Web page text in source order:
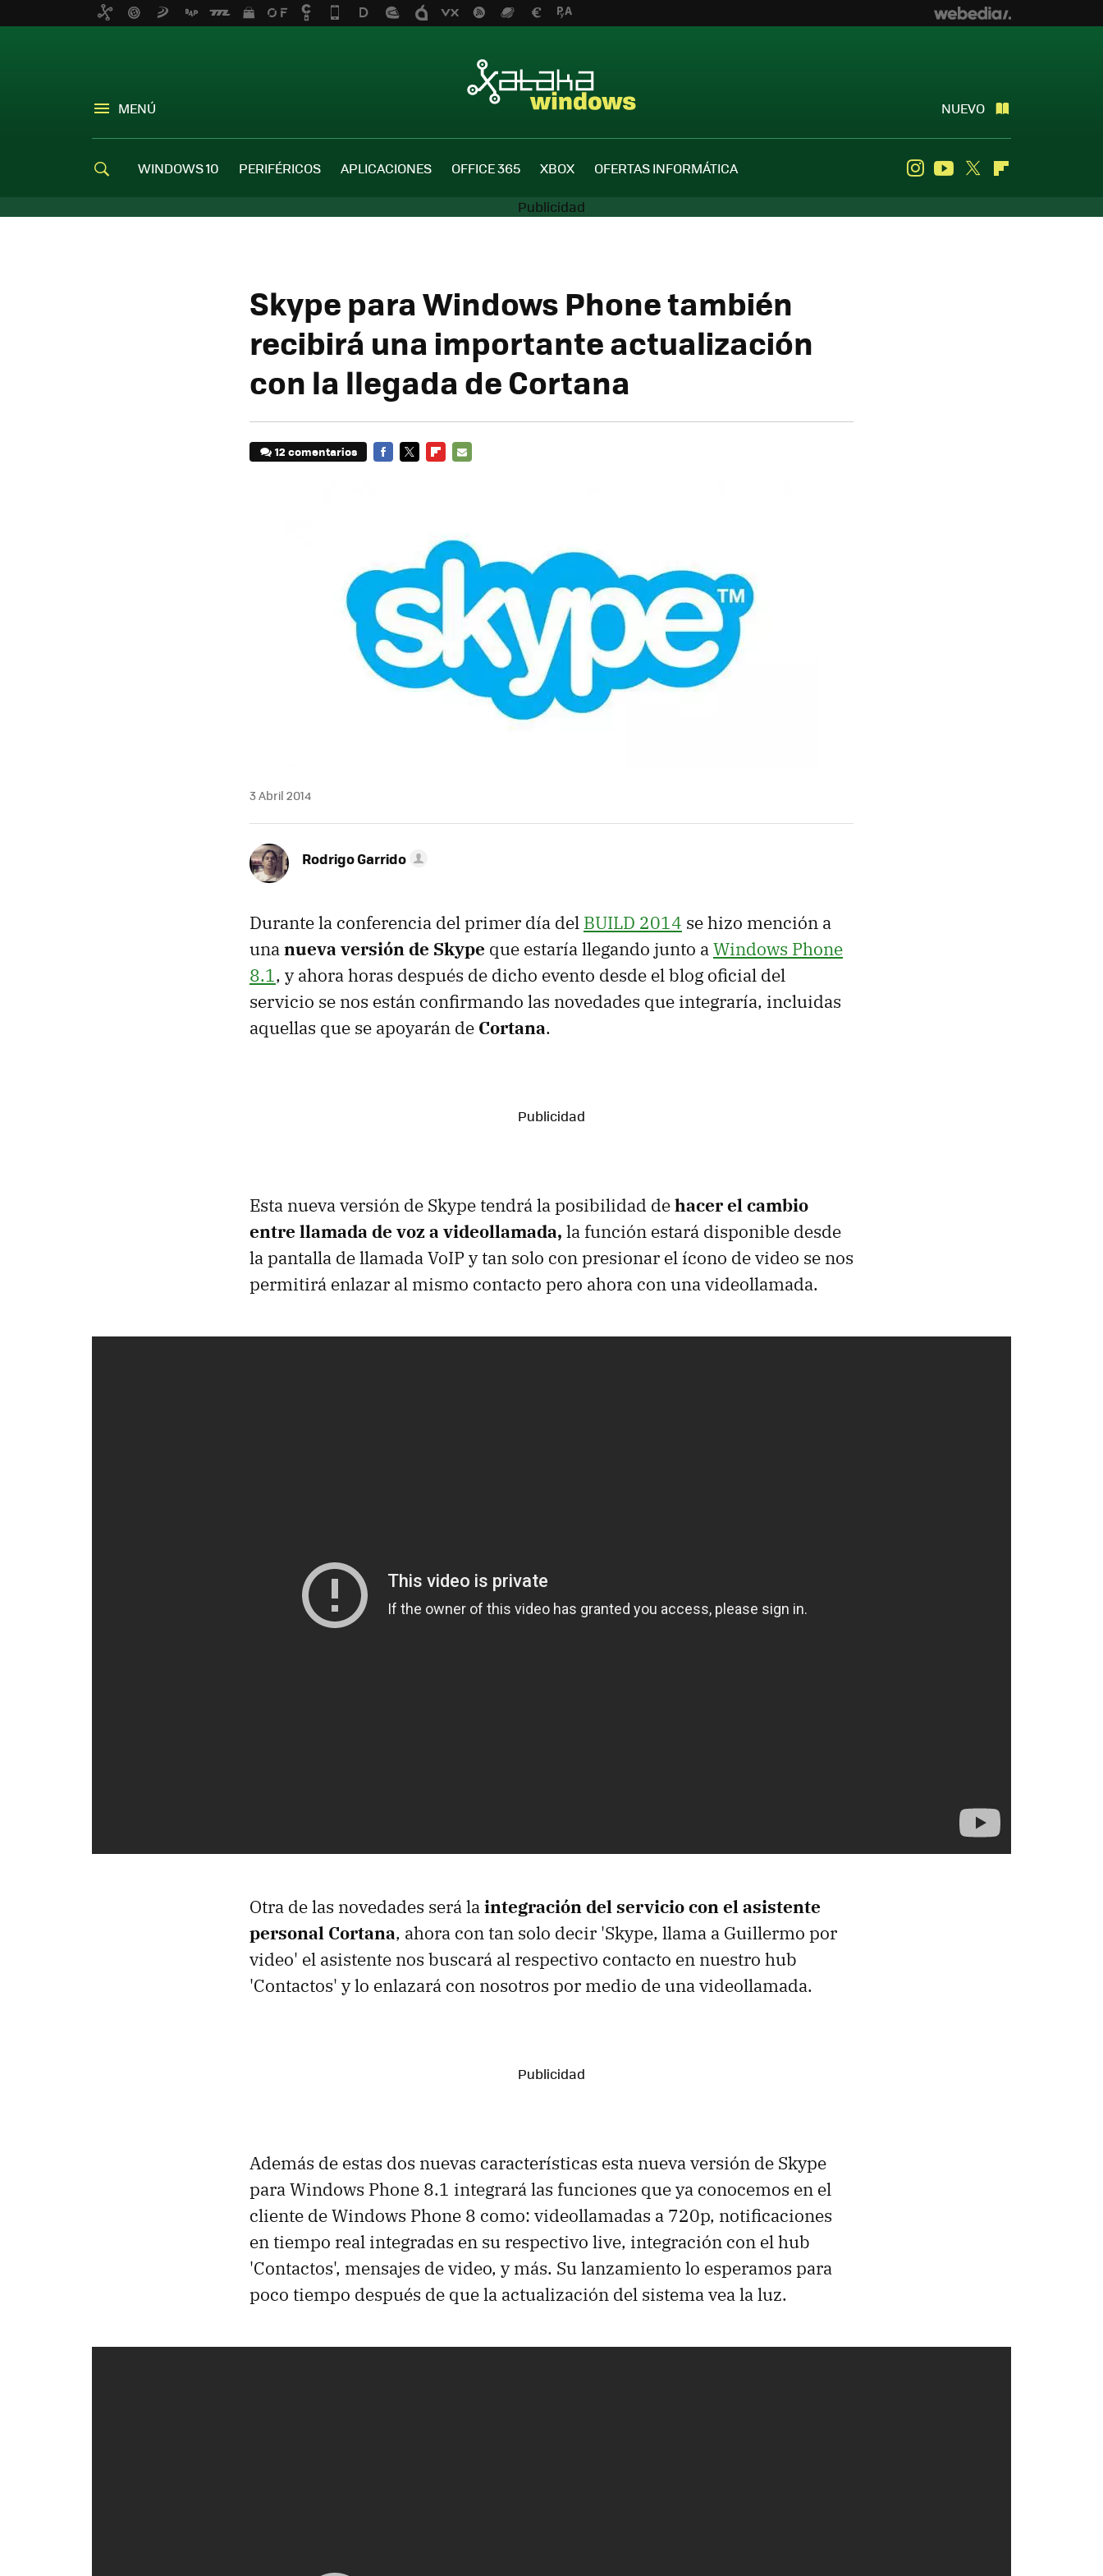
MENÚ NUEVO
WINDOWS 10 PERIFÉRICOS APLICACIONES OFFICE 365 XBOX OFERTAS INFORMÁTICA InstagramYoutube
Twitter
Skype para Windows Phone también
recibirá una importante actualización
con la llegada de Cortana
12 comentarios
3 Abril 2014
Rodrigo Garrido
Durante la conferencia del primer día del BUILD 2014 se hizo mención a
unanueva versión de Skype que estaría llegando junto aWindows Phone
8.1, y ahora horas después de dicho evento desde el blog oficial del
servicio se nos están confirmando las novedades que integraría, incluidas
aquellas que se apoyarán de Cortana.
Esta nueva versión de Skype tendrá la posibilidad dehacer el cambio
entre llamada de voz a videollamada, la función estará disponible desde
la pantalla de llamada VoIP y tan solo con presionar el ícono de video se nos
permitirá enlazar al mismo contacto pero ahora con una videollamada.
Otra de las novedades será laintegración del servicio con el asistente
personal Cortana, ahora con tan solo decir 'Skype, llama a Guillermo por
video' el asistente nos buscará al respectivo contacto en nuestro hub
'Contactos' y lo enlazará con nosotros por medio de una videollamada.
Además de estas dos nuevas características esta nueva versión de Skype
para Windows Phone 8.1 integrará las funciones que ya conocemos en el
cliente de Windows Phone 8 como: videollamadas a 720p, notificaciones
en tiempo real integradas en su respectivo live, integración con el hub
'Contactos', mensajes de video, y más. Su lanzamiento lo esperamos para
poco tiempo después de que la actualización del sistema vea la luz.